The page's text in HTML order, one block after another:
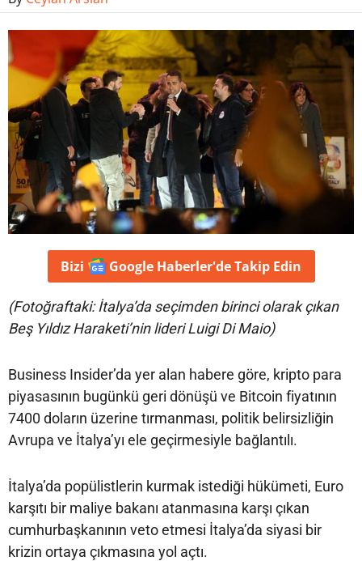
Bizi Google Haberler'deTakip Edin
(Fotoğraftaki: İtalya’da seçimden birinci olarak çıkan
Beş Yıldız Haraketi’nin lideri Luigi Di Maio)
Business Insider’da yer alan habere göre, kripto para
piyasasının bugünkü geri dönüşü ve Bitcoin fiyatının
7400 doların üzerine tırmanması, politik belirsizliğin
Avrupa ve İtalya’yı ele geçirmesiyle bağlantılı.
İtalya’da popülistlerin kurmak istediği hükümeti, Euro
karşıtı bir maliye bakanı atanmasına karşı çıkan
cumhurbaşkanının veto etmesi İtalya’da siyasi bir
krizin ortaya çıkmasına yol açtı.